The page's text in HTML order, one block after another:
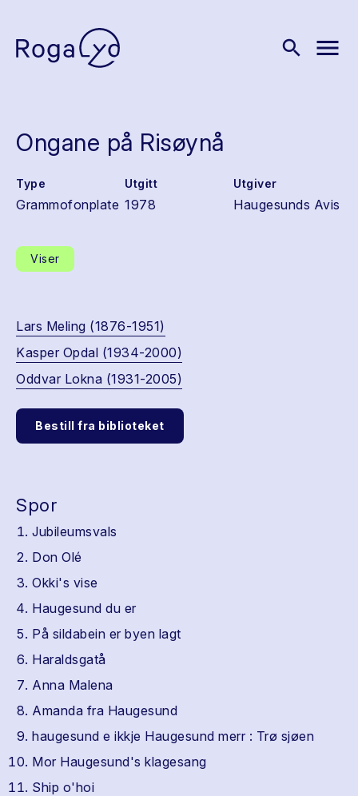
search menu
Ongane på Risøynå
Type
Grammofonplate
Utgitt
1978
Utgiver
Haugesunds Avis
Viser
Lars Meling (1876-1951)
Kasper Opdal (1934-2000)
Oddvar Lokna (1931-2005)
Bestill fra biblioteket
Spor
Jubileumsvals
Don Olé
Okki's vise
Haugesund du er
På sildabein er byen lagt
Haraldsgatå
Anna Malena
Amanda fra Haugesund
haugesund e ikkje Haugesund merr : Trø sjøen
Mor Haugesund's klagesang
Ship o'hoi